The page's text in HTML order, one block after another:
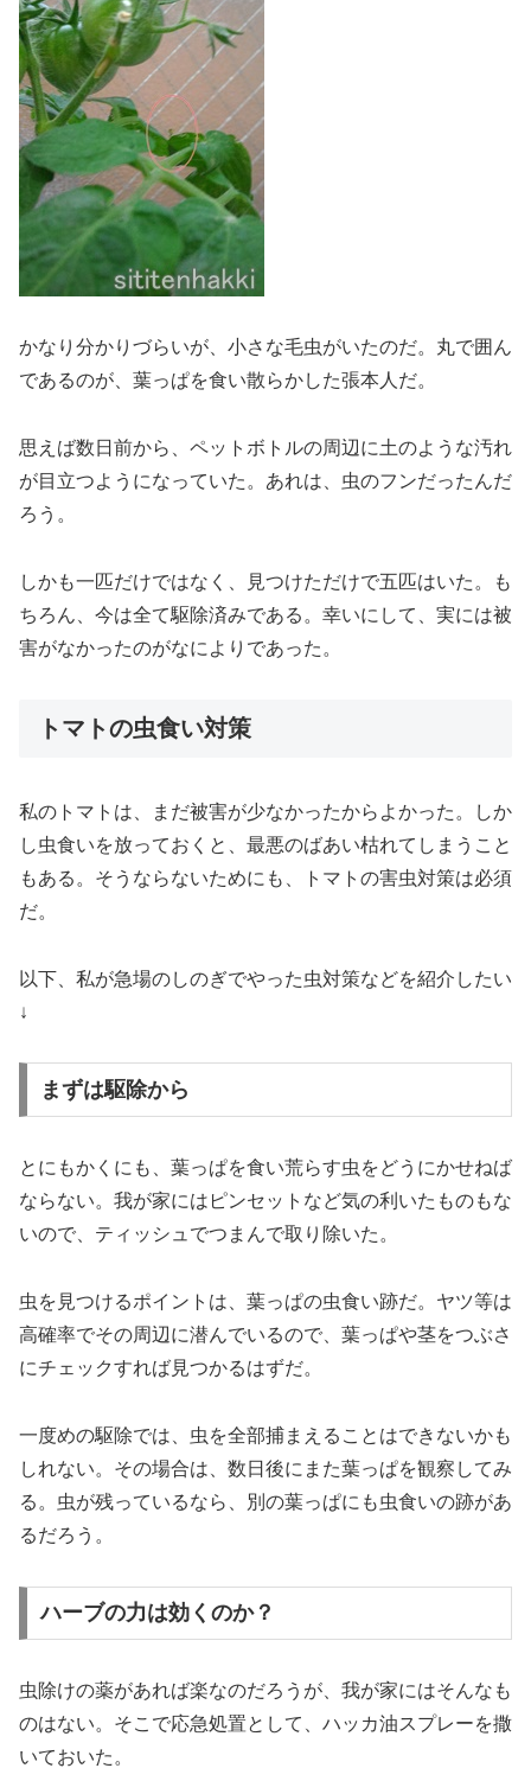
かなり分かりづらいが、小さな毛虫がいたのだ。丸で囲ん
であるのが、葉っぱを食い散らかした張本人だ。
思えば数日前から、ペットボトルの周辺に土のような汚れ
が目立つようになっていた。あれは、虫のフンだったんだ
ろう。
しかも一匹だけではなく、見つけただけで五匹はいた。も
ちろん、今は全て駆除済みである。幸いにして、実には被
害がなかったのがなによりであった。
トマトの虫食い対策
私のトマトは、まだ被害が少なかったからよかった。しか
し虫食いを放っておくと、最悪のばあい枯れてしまうこと
もある。そうならないためにも、トマトの害虫対策は必須
だ。
以下、私が急場のしのぎでやった虫対策などを紹介したい
↓
まずは駆除から
とにもかくにも、葉っぱを食い荒らす虫をどうにかせねば
ならない。我が家にはピンセットなど気の利いたものもな
いので、ティッシュでつまんで取り除いた。
虫を見つけるポイントは、葉っぱの虫食い跡だ。ヤツ等は
高確率でその周辺に潜んでいるので、葉っぱや茎をつぶさ
にチェックすれば見つかるはずだ。
一度めの駆除では、虫を全部捕まえることはできないかも
しれない。その場合は、数日後にまた葉っぱを観察してみ
る。虫が残っているなら、別の葉っぱにも虫食いの跡があ
るだろう。
ハーブの力は効くのか？
虫除けの薬があれば楽なのだろうが、我が家にはそんなも
のはない。そこで応急処置として、ハッカ油スプレーを撒
いておいた。